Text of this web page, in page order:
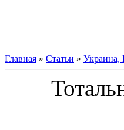
Главная » Статьи »